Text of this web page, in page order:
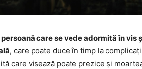
care se vede adormită în vis
, care poate duce în timp la
care visează poate prezice și